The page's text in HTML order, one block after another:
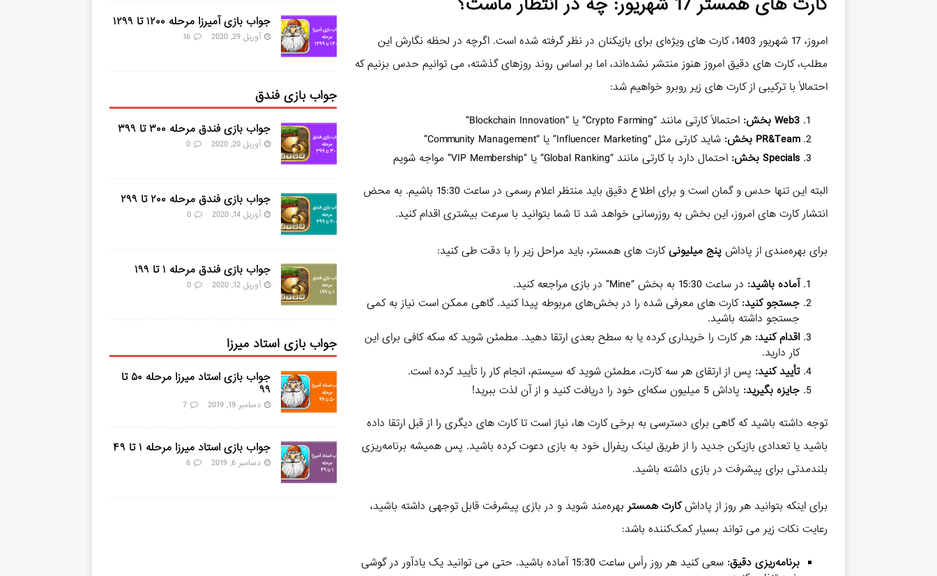
امروز، 17 شهریور 1403، کارت های ویژه‌ای برای بازیکنان در نظر گرفته شده است. اگرچه در لحظه نگارش این
مطلب، کارت های دقیق امروز هنوز منتشر نشده‌اند، اما بر اساس روند روزهای گذشته، می توانیم حدس بزنیم که
احتمالاً با ترکیبی از کارت های زیر روبرو خواهیم شد:
Web3 بخش:
احتمالاً کارتی مانند “Crypto Farming” یا “Blockchain Innovation”
PR&Team بخش:
شاید کارتی مثل “Influencer Marketing” یا “Community Management”
Specials بخش:
احتمال دارد با کارتی مانند “Global Ranking” یا “VIP Membership” مواجه شویم
البته این تنها حدس و گمان است و برای اطلاع دقیق باید منتظر اعلام رسمی در ساعت 15:30 باشیم. به محض
انتشار کارت های امروز، این بخش به روزرسانی خواهد شد تا شما بتوانید با سرعت بیشتری اقدام کنید.
برای بهره‌مندی از پاداش پنج میلیونیکارت های همستر، باید مراحل زیر را با دقت طی کنید:
آماده باشید: در ساعت 15:30 به بخش “Mine” در بازی مراجعه کنید.
جستجو کنید: کارت های معرفی شده را در بخش‌های مربوطه پیدا کنید. گاهی ممکن است نیاز به کمی
جستجو داشته باشید.
اقدام کنید: هر کارت را خریداری کرده یا به سطح بعدی ارتقا دهید. مطمئن شوید که سکه کافی برای این
کار دارید.
تأیید کنید: پس از ارتقای هر سه کارت، مطمئن شوید که سیستم، انجام کار را تأیید کرده است.
جایزه بگیرید: پاداش 5 میلیون سکه‌ای خود را دریافت کنید و از آن لذت ببرید!
توجه داشته باشید که گاهی برای دسترسی به برخی کارت ها، نیاز است تا کارت های دیگری را از قبل ارتقا داده
باشید یا تعدادی بازیکن جدید را از طریق لینک ریفرال خود به بازی دعوت کرده باشید. پس همیشه برنامه‌ریزی
بلندمدتی برای پیشرفت در بازی داشته باشید.
برای اینکه بتوانید هر روز از پاداشکارت همستر بهره‌مند شوید و در بازی پیشرفت قابل توجهی داشته باشید،
رعایت نکات زیر می تواند بسیار کمک‌کننده باشد:
برنامه‌ریزی دقیق:
سعی کنید هر روز رأس ساعت 15:30 آماده باشید. حتی می توانید یک یادآور در گوشی
جواب بازی آمیرزا مرحله ۱۲۰۰ تا ۱۲۹۹
آوریل 29, 2020 16
جواب بازی فندق
جواب بازی فندق مرحله ۳۰۰ تا ۳۹۹
آوریل 20, 2020 0
جواب بازی فندق مرحله ۲۰۰ تا ۲۹۹
آوریل 14, 2020 0
جواب بازی فندق مرحله ۱ تا ۱۹۹
آوریل 12, 2020 0
جواب بازی استاد میرزا
جواب بازی استاد میرزا مرحله ۵۰ تا
۹۹
دسامبر 19, 2019 7
جواب بازی استاد میرزا مرحله ۱ تا ۴۹
دسامبر 6, 2019 6